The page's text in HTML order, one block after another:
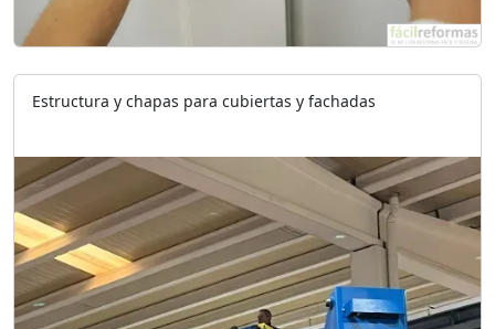
Estructura y chapas para cubiertas y fachadas